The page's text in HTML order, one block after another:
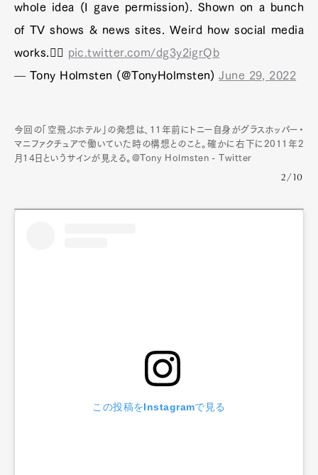
whole idea (I gave permission). Shown on a bunch
of TV shows & news sites. Weird how social media
works.🤷‍♂️ pic.twitter.com/dg3y2igrQb
— Tony Holmsten (@TonyHolmsten)June 29, 2022
今回の「空飛ぶホテル」の発想は、11年前にトニー自身がグラスホッパー・
マニファクチュアで働いていた時の構想とのこと。確かに右下に2011年2
月14日というサインが見える。@Tony Holmsten - Twitter
2/10
この投稿をInstagramで見る